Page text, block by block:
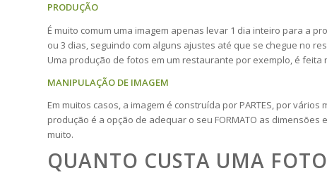
PRODUÇÃO
É muito comum uma imagem apenas levar 1 dia inteiro para a
ou 3 dias, seguindo com alguns ajustes até que se chegue no
Uma produção de fotos em um restaurante por exemplo, é
MANIPULAÇÃO DE IMAGEM
Em muitos casos, a imagem é construída por PARTES, por
produção é a opção de adequar o seu FORMATO as dimensões
muito.
QUANTO CUSTA UMA